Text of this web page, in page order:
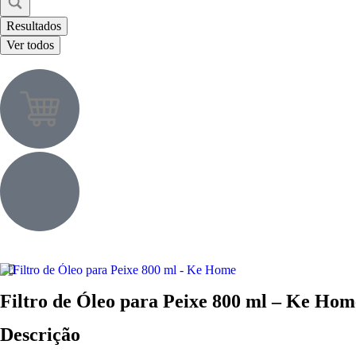
Resultados
Ver todos
Filtro de Óleo para Peixe 800 ml – Ke
Descrição